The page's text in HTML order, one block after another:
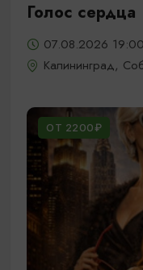
Голос сердца
07.08.2026 19:00
Калининград,
ОТ 2200₽